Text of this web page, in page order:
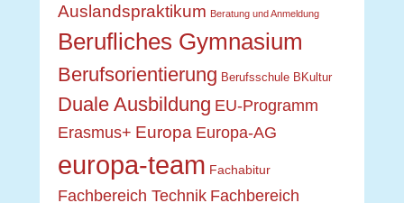
Auslandspraktikum Beratung und Anmeldung
Berufliches Gymnasium
Berufsorientierung Berufsschule BKultur
Duale Ausbildung EU-Programm
Erasmus+ Europa Europa-AG
europa-team Fachabitur
Fachbereich Technik Fachbereich